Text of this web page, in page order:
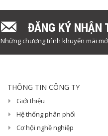
ĐĂNG KÝ NHẬN
Những chương trình khuyến mãi
THÔNG TIN CÔNG TY
Giới thiệu
Hệ thống phân phối
Cơ hội nghề nghiệp